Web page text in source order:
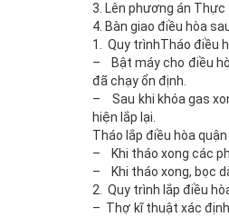
3. Lên phương án
4. Bàn giao điều hòa
1. Quy trìnhTháo điều
– Bật máy cho điều
đã chạy ổn định.
– Sau khi khóa gas
hiện lắp lại.
Tháo lắp điều hòa quận
– Khi tháo xong các
– Khi tháo xong, bọc
2. Quy trình lắp điều
– Thợ kĩ thuật xác